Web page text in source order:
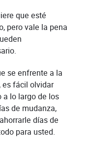
que esté
pero vale la pena
se enfrente a la
es fácil olvidar
lo largo de los
de mudanza,
días de
para usted.